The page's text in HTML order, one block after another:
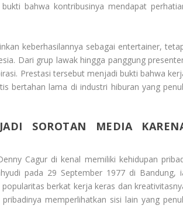
bahwa kontribusinya mendapat
keberhasilannya sebagai entertainer,
Dari grup lawak hingga panggung
Prestasi tersebut menjadi bukti bahwa
bertahan lama di industri hiburan yang
SOROTAN MEDIA
Cagur di kenal memiliki kehidupan
pada 29 September 1977 di Bandung,
berkat kerja keras dan
memperlihatkan sisi lain yang